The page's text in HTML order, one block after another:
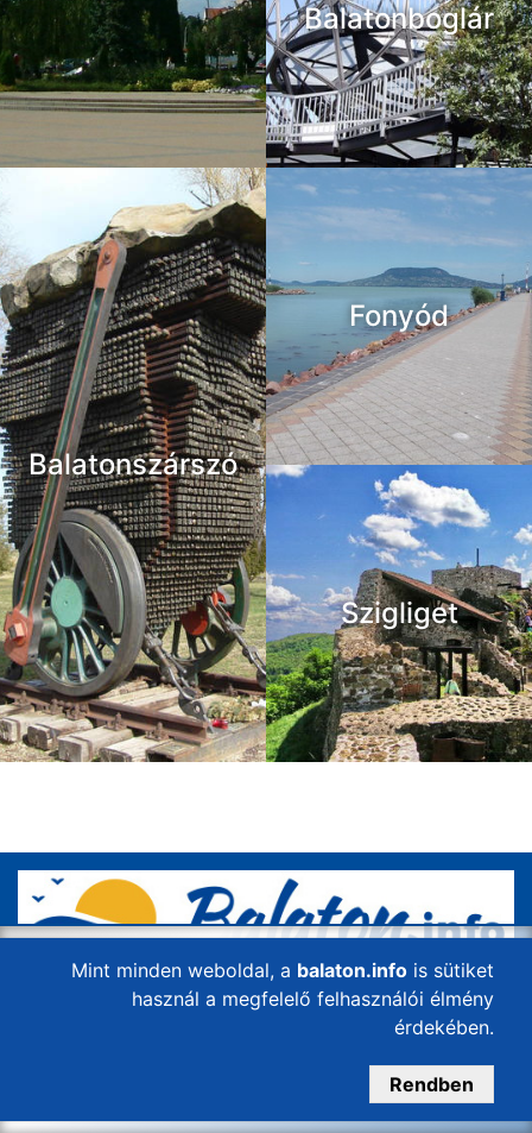
Mint minden weboldal, a balaton.infois sütiket
használ a megfelelő felhasználói élmény
érdekében.
Rendben
Balatonboglár
Balatonszárszó
Fonyód
Szigliget
A balaton.info egy információs oldal, ahol az aktuális
programok között kereshet az érdeklődő, legyen az
kultúrával, sporttal, szórakozással vagy akár